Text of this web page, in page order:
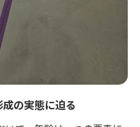
の実態に迫る